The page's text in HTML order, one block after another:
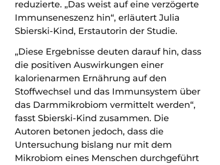
reduzierte. „Das weist auf eine verzögerte
Immunseneszenz hin“, erläutert Julia
Sbierski-Kind, Erstautorin der Studie.
„Diese Ergebnisse deuten darauf hin, dass
die positiven Auswirkungen einer
kalorienarmen Ernährung auf den
Stoffwechsel und das Immunsystem über
das Darmmikrobiom vermittelt werden“,
fasst Sbierski-Kind zusammen. Die
Autoren betonen jedoch, dass die
Untersuchung bislang nur mit dem
Mikrobiom eines Menschen durchgeführt